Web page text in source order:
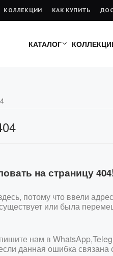
КОЛЛЕКЦИИ КАК КУПИТЬ
КАТАЛОГ
на страницу
потому что ввели
или была
нам в
данная ошибка